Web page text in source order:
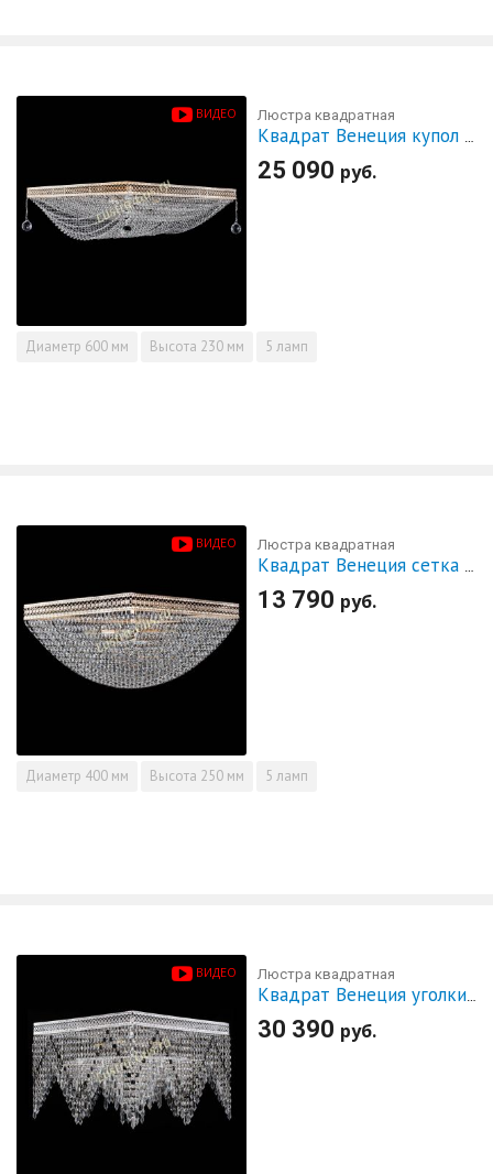
ВИДЕО Люстра квадратная
Квадрат Венеция купол №5
25 090 руб.
Диаметр 600 мм Высота 230 мм 5 ламп
ВИДЕО Люстра квадратная
Квадрат Венеция сетка №3
13 790 руб.
Диаметр 400 мм Высота 250 мм 5 ламп
ВИДЕО Люстра квадратная
Квадрат Венеция уголки №5 черная
30 390 руб.